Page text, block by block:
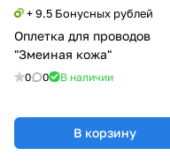
+ 9.5 Бонусных рублей
Оплетка для проводов
"Змеиная кожа"
0 0 В наличии
В корзину